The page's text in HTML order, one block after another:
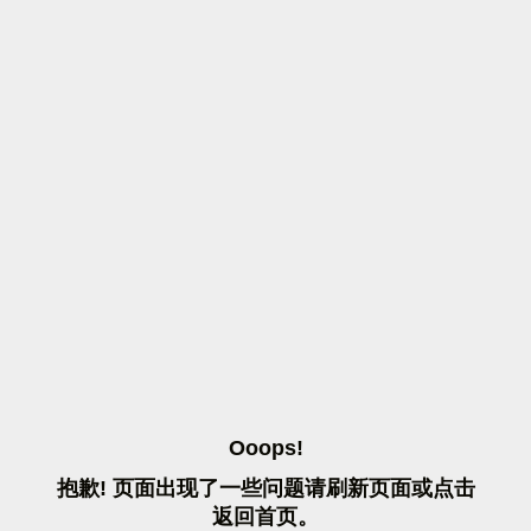
OOOPS!
抱歉! 页面出现了一些问题请刷 新页面或点击
返 回首页。